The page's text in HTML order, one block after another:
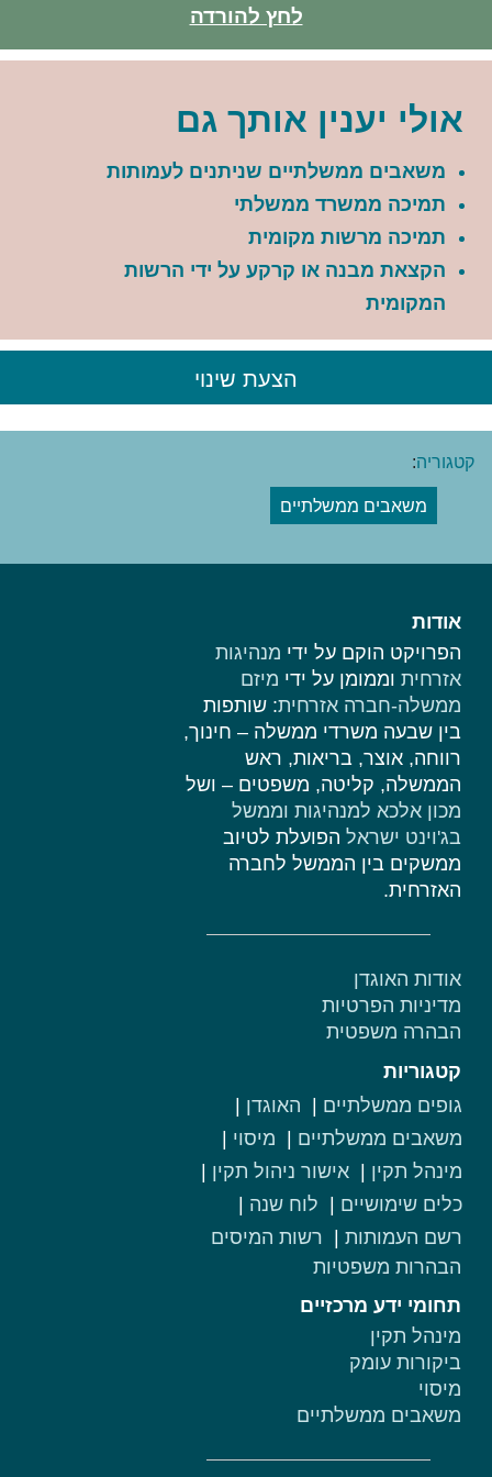
לחץ להורדה
אולי יענין אותך גם
משאבים ממשלתיים שניתנים לעמותות
תמיכה ממשרד ממשלתי
תמיכה מרשות מקומית
הקצאת מבנה או קרקע על ידי הרשות
המקומית
הצעת שינוי
קטגוריה:
משאבים ממשלתיים
אודות
הפרויקט הוקם על ידי מנהיגות
אזרחית וממומן על ידי מיזם
ממשלה-חברה אזרחית: שותפות
בין שבעה משרדי ממשלה – חינוך,
רווחה, אוצר, בריאות, ראש
הממשלה, קליטה, משפטים – ושל
מכון אלכא למנהיגות וממשל
בג'וינט ישראל הפועלת לטיוב
ממשקים בין הממשל לחברה
האזרחית.
אודות האוגדן
מדיניות הפרטיות
הבהרה משפטית
קטגוריות
גופים ממשלתיים
האוגדן
משאבים ממשלתיים
מיסוי
מינהל תקין
אישור ניהול תקין
כלים שימושיים
לוח שנה
רשם העמותות
רשות המיסים
הבהרות משפטיות
תחומי ידע מרכזיים
מינהל תקין
ביקורות עומק
מיסוי
משאבים ממשלתיים